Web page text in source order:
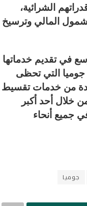
الشرائية،
المالي وترسيخ
في تقديم خدماتها
التي تحظى
من خدمات تقسيط
خلال أحد أكبر
نحو 150 ألف نقطة بيع في جميع أنحاء
جوميا